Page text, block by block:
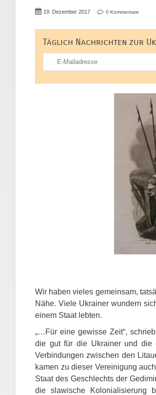
19. Dezember 2017 0 Kommentare
Täglich Nachrichten zur
Wir haben vieles gemeinsam,
Nähe. Viele Ukrainer wundern
einem Staat lebten.
„…Für eine gewisse Zeit“,
die gut für die Ukrainer und die
Verbindungen zwischen den
kamen zu dieser Vereinigung
Staat des Geschlechts der
die slawische Kolonialisierung